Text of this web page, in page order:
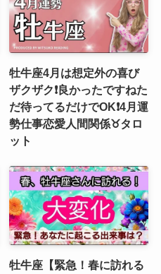
牡牛座4月は想定外の喜び
ザクザク❗️良かったですねた
だ待ってるだけでOK❗️4月運
勢仕事恋愛人間関係♉️タロ
ット
牡牛座【緊急！春に訪れる